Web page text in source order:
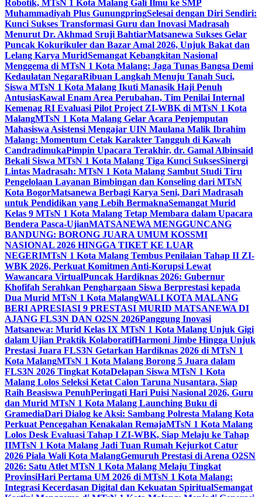
Robotik, MTsN 1 Kota Malang Gali Ilmu ke SMP
Muhammadiyah Plus GunungpringSelesai dengan Diri Sendiri:
Kunci Sukses Transformasi Guru dan Inovasi Madrasah
Menurut Dr. Akhmad Sruji BahtiarMatsanewa Sukses Gelar
Puncak Kokurikuler dan Bazar Amal 2026, Unjuk Bakat dan
Lelang Karya MuridSemangat Kebangkitan Nasional
Menggema di MTsN 1 Kota Malang: Jaga Tunas Bangsa Demi
Kedaulatan NegaraRibuan Langkah Menuju Tanah Suci,
Siswa MTsN 1 Kota Malang Ikuti Manasik Haji Penuh
AntusiasKawal Enam Area Perubahan, Tim Penilai Internal
Kemenag RI Evaluasi Pilot Project ZI-WBK di MTsN 1 Kota
MalangMTsN 1 Kota Malang Gelar Acara Penjemputan
Mahasiswa Asistensi Mengajar UIN Maulana Malik Ibrahim
Malang: Momentum Cetak Karakter Tangguh di Kawah
CandradimukaPimpin Upacara Terakhir, dr. Gamal Albinsaid
Bekali Siswa MTsN 1 Kota Malang Tiga Kunci SuksesSinergi
Lintas Madrasah: MTsN 1 Kota Malang Sambut Studi Tiru
Pengelolaan Layanan Bimbingan dan Konseling dari MTsN
Kota BogorMatsanewa Berbagi Karya Seni, Dari Madrasah
untuk Pendidikan yang Lebih BermaknaSemangat Murid
Kelas 9 MTsN 1 Kota Malang Tetap Membara dalam Upacara
Bendera Pasca-UjianMATSANEWA MENGGUNCANG
BANDUNG: BORONG JUARA UMUM KOSSMI
NASIONAL 2026 HINGGA TIKET KE LUAR
NEGERIMTsN 1 Kota Malang Tembus Penilaian Tahap II ZI-
WBK 2026, Perkuat Komitmen Anti-Korupsi Lewat
Wawancara VirtualPuncak Hardiknas 2026: Gubernur
Khofifah Serahkan Penghargaan Siswa Berprestasi kepada
Dua Murid MTsN 1 Kota MalangWALI KOTA MALANG
BERI APRESIASI 9 PRESTASI MURID MATSANEWA DI
AJANG FLS3N DAN O2SN 2026Panggung Inovasi
Matsanewa: Murid Kelas IX MTsN 1 Kota Malang Unjuk Gigi
dalam Ujian Praktik KolaboratifHarmoni Jimbe Hingga Unjuk
Prestasi Juara FLS3N Getarkan Hardiknas 2026 di MTsN 1
Kota MalangMTsN 1 Kota Malang Borong 5 Juara dalam
FLS3N 2026 Tingkat KotaDelapan Siswa MTsN 1 Kota
Malang Lolos Seleksi Ketat Calon Taruna Nusantara, Siap
Raih Beasiswa PenuhPeringati Hari Puisi Nasional 2026, Guru
dan Murid MTsN 1 Kota Malang Launching Buku di
GramediaDari Dialog ke Aksi: Sambang Polresta Malang Kota
Perkuat Pencegahan Kenakalan RemajaMTsN 1 Kota Malang
Lolos Desk Evaluasi Tahap I ZI-WBK, Siap Melaju ke Tahap
IIMTsN 1 Kota Malang Jadi Tuan Rumah Kejurkot Catur
2026 Piala Wali Kota MalangGemuruh Prestasi di Arena O2SN
2026: Satu Atlet MTsN 1 Kota Malang Melaju Tingkat
ProvinsiHari Pertama UM 2026 di MTsN 1 Kota Malang:
Integrasi Kecerdasan Digital dan Kekuatan SpiritualSemangat